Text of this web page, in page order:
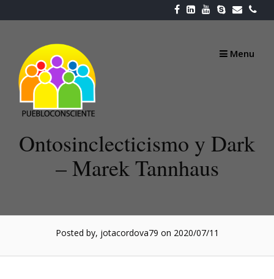
to
Menu
Ontosinclecticismo y Dark
– Marek Tannhaus
Posted by, jotacordova79 on 2020/07/11